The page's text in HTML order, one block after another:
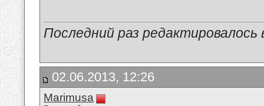
Последний раз
02.06.2013, 12:26
Marimusa